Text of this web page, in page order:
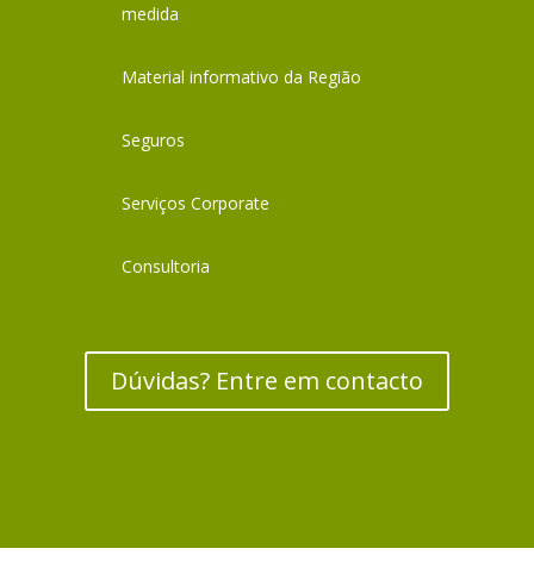
medida
Material informativo da Região
Seguros
Serviços Corporate
Consultoria
Dúvidas? Entre em contacto